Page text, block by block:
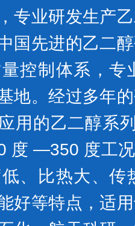
专业研发生产
国先进的乙二
控制体系，
地。经过多年
用的乙二醇系
度 —350 度工
、比热大、传
好等特点，适